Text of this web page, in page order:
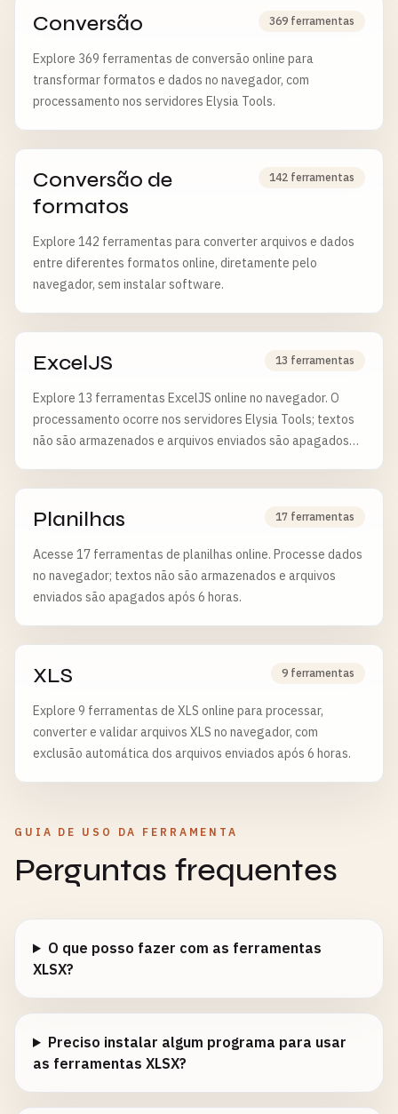
Conversão 369 ferramentas
Explore 369 ferramentas de conversão online para
transformar formatos e dados no navegador, com
processamento nos servidores Elysia Tools.
Conversão de
formatos
142 ferramentas
Explore 142 ferramentas para converter arquivos e dados
entre diferentes formatos online, diretamente pelo
navegador, sem instalar software.
ExcelJS 13 ferramentas
Explore 13 ferramentas ExcelJS online no navegador. O
processamento ocorre nos servidores Elysia Tools; textos
não são armazenados e arquivos enviados são apagados
Planilhas 17 ferramentas
Acesse 17 ferramentas de planilhas online. Processe dados
no navegador; textos não são armazenados e arquivos
enviados são apagados após 6 horas.
XLS 9 ferramentas
Explore 9 ferramentas de XLS online para processar,
converter e validar arquivos XLS no navegador, com
exclusão automática dos arquivos enviados após 6 horas.
GUIA DE USO DA FERRAMENTA
Perguntas frequentes
O que posso fazer com as ferramentas
XLSX?
Preciso instalar algum programa para usar
as ferramentas XLSX?